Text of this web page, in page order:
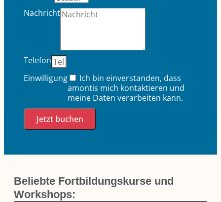
Nachricht
Telefon
Einwilligung
Ich bin einverstanden, dass
amontis mich kontaktieren und
meine Daten verarbeiten kann.
Jetzt buchen
Beliebte Fortbildungskurse und
Workshops: